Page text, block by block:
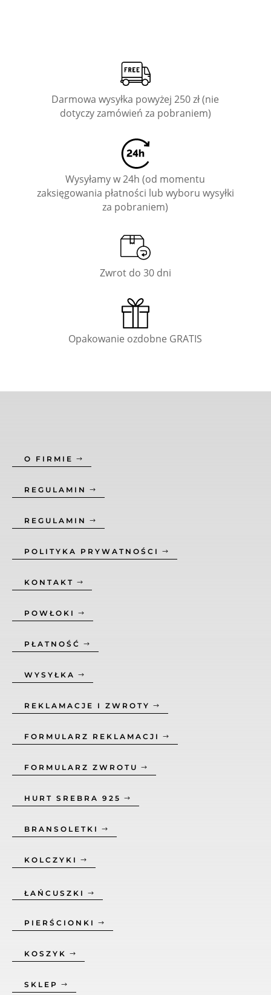
Darmowa wysyłka powyżej 250 zł (nie
dotyczy zamówień za pobraniem)
Wysyłamy w 24h (od momentu
zaksięgowania płatności lub wyboru wysyłki
za pobraniem)
Zwrot do 30 dni
Opakowanie ozdobne GRATIS
O FIRMIE
REGULAMIN
REGULAMIN
POLITYKA PRYWATNOŚCI
KONTAKT
POWŁOKI
PŁATNOŚĆ
WYSYŁKA
REKLAMACJE I ZWROTY
FORMULARZ REKLAMACJI
FORMULARZ ZWROTU
HURT SREBRA 925
BRANSOLETKI
KOLCZYKI
ŁAŃCUSZKI
PIERŚCIONKI
KOSZYK
SKLEP